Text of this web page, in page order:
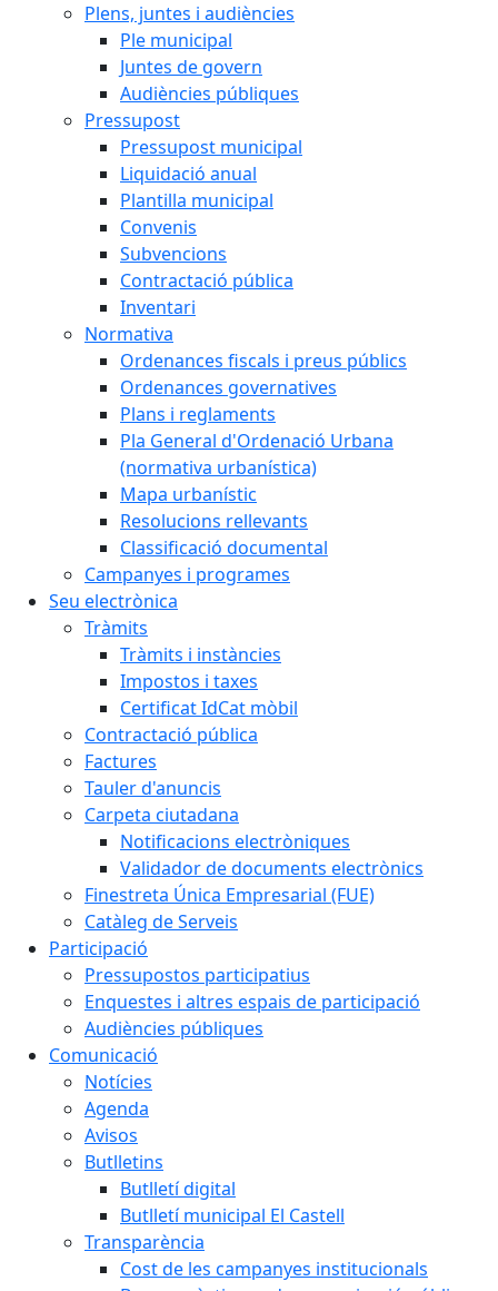
Plens, juntes i audiències
Ple municipal
Juntes de govern
Audiències públiques
Pressupost
Pressupost municipal
Liquidació anual
Plantilla municipal
Convenis
Subvencions
Contractació pública
Inventari
Normativa
Ordenances fiscals i preus públics
Ordenances governatives
Plans i reglaments
Pla General d'Ordenació Urbana
(normativa urbanística)
Mapa urbanístic
Resolucions rellevants
Classificació documental
Campanyes i programes
Seu electrònica
Tràmits
Tràmits i instàncies
Impostos i taxes
Certificat IdCat mòbil
Contractació pública
Factures
Tauler d'anuncis
Carpeta ciutadana
Notificacions electròniques
Validador de documents electrònics
Finestreta Única Empresarial (FUE)
Catàleg de Serveis
Participació
Pressupostos participatius
Enquestes i altres espais de participació
Audiències públiques
Comunicació
Notícies
Agenda
Avisos
Butlletins
Butlletí digital
Butlletí municipal El Castell
Transparència
Cost de les campanyes institucionals